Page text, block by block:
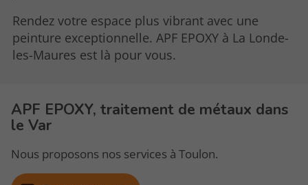
Rendez votre espace plus vibrant avec une
peinture exceptionnelle. APF EPOXY à La Londe-
les-Maures est là pour vous.
APF EPOXY, traitement de métaux dans
le Var
Nous proposons nos services à Toulon.